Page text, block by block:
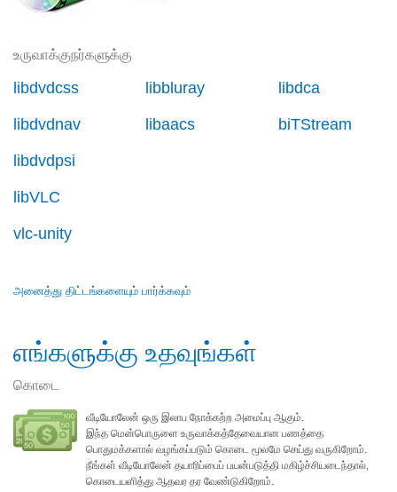
உருவாக்குநர்களுக்கு
libdvdcss
libdvdnav
libdvdpsi
libVLC
vlc-unity
libbluray
libaacs
libdca
biTStream
அனைத்து திட்டங்களையும் பார்க்கவும்
எங்களுக்கு உதவுங்கள்
கொடை
வீடியோலேன் ஒரு இலாப நோக்கற்ற அமைப்பு ஆகும்.
இந்த மென்பொருளை உருவாக்கத்தேவையான பணத்தை
பொதுமக்களால் வழங்கப்படும் கொடை மூலமே செய்து வருகிறோம்.
நீங்கள் வீடியோலேன் தயாரிப்பைப் பயன்படுத்தி மகிழ்ச்சியடைந்தால்,
கொடையளித்து ஆதவர தர வேண்டுகிறோம்.